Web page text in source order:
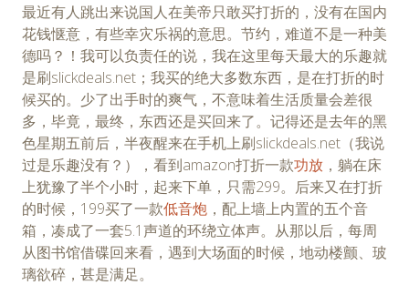
最近有人跳出来说国人在美帝只敢买打折的，没有在国内
花钱惬意，有些幸灾乐祸的意思。节约，难道不是一种美
德吗？！我可以负责任的说，我在这里每天最大的乐趣就
是刷slickdeals.net；我买的绝大多数东西，是在打折的时
候买的。少了出手时的爽气，不意味着生活质量会差很
多，毕竟，最终，东西还是买回来了。记得还是去年的黑
色星期五前后，半夜醒来在手机上刷slickdeals.net（我说
过是乐趣没有？），看到amazon打折一款功放 ，躺在床
上犹豫了半个小时，起来下单，只需299。后来又在打折
的时候，199买了一款低音炮 ，配上墙上内置的五个音
箱，凑成了一套5.1声道的环绕立体声。从那以后，每周
从图书馆借碟回来看，遇到大场面的时候，地动楼颤、玻
璃欲碎，甚是满足。